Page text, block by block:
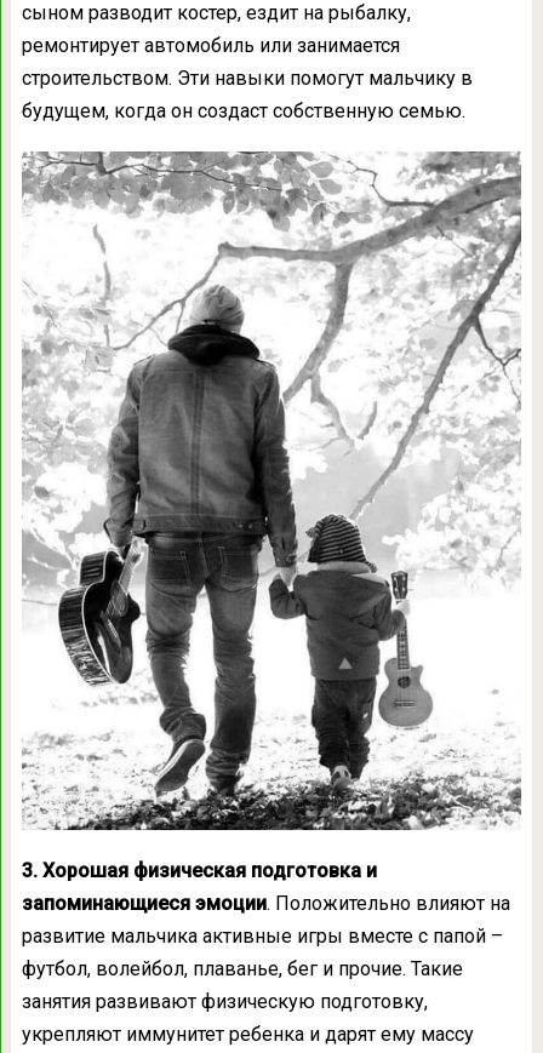
сыном разводит костер, ездит на рыбалку,
ремонтирует автомобиль или занимается
строительством. Эти навыки помогут мальчику в
будущем, когда он создаст собственную семью.
3. Хорошая физическая подготовка и
запоминающиеся эмоции. Положительно влияют на
развитие мальчика активные игры вместе с папой –
футбол, волейбол, плаванье, бег и прочие. Такие
занятия развивают физическую подготовку,
укрепляют иммунитет ребенка и дарят ему массу